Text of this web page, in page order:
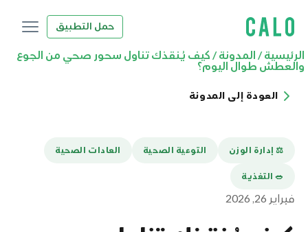
حمل التطبيق
الرئيسية/ المدونة/ كيف يُنقذك تناول سحور صحي من الجوع
والعطش طوال اليوم؟
العودة إلى المدونة
⚖️ إدارة الوزن التوعية الصحية العادات الصحية
🥗 التغذية
فبراير 26, 2026